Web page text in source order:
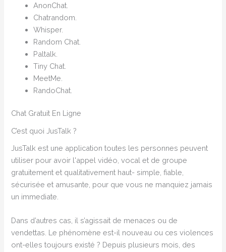
AnonChat.
Chatrandom.
Whisper.
Random Chat.
Paltalk.
Tiny Chat.
MeetMe.
RandoChat.
Chat Gratuit En Ligne
C’est quoi JusTalk ?
JusTalk est une application toutes les personnes peuvent
utiliser pour avoir l'appel vidéo, vocal et de groupe
gratuitement et qualitativement haut- simple, fiable,
sécurisée et amusante, pour que vous ne manquiez jamais
un immediate.
Dans d’autres cas, il s’agissait de menaces ou de
vendettas. Le phénomène est-il nouveau ou ces violences
ont-elles toujours existé ? Depuis plusieurs mois, des